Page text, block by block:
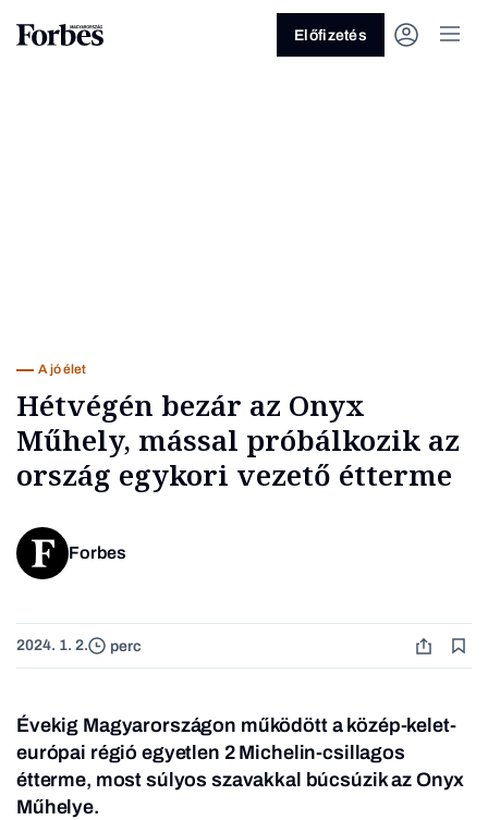
Előfizetés
A jó élet
Hétvégén bezár az Onyx
Műhely, mással próbálkozik az
ország egykori vezető étterme
Forbes
2024. 1. 2. perc
Évekig Magyarországon működött a közép-kelet-
európai régió egyetlen 2 Michelin-csillagos
étterme, most súlyos szavakkal búcsúzik az Onyx
Műhelye.